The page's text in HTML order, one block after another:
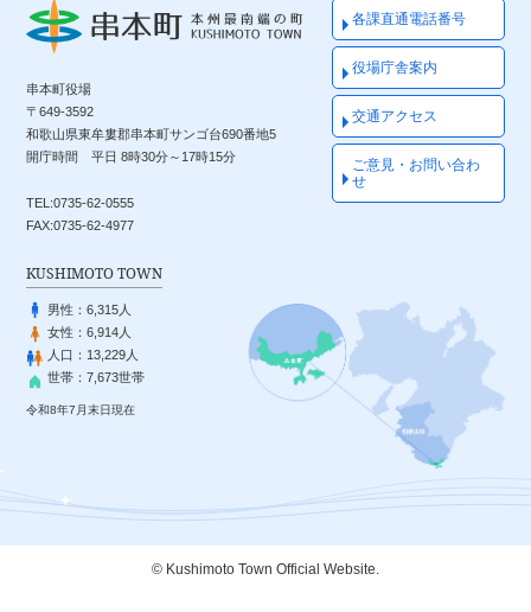
串本町役場
〒649-3592
和歌山県東牟婁郡串本町サンゴ台690番地5
開庁時間 平日 8時30分～17時15分
TEL:0735-62-0555
FAX:0735-62-4977
各課直通電話番号
役場庁舎案内
交通アクセス
ご意見・お問い合わ
せ
KUSHIMOTO TOWN
男性：6,315人
女性：6,914人
人口： 13,229人
世帯：7,673世帯
令和8年7月末日現在
© Kushimoto Town Official Website.